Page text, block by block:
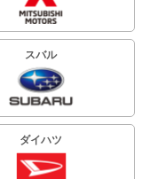
スバル
ダイハツ